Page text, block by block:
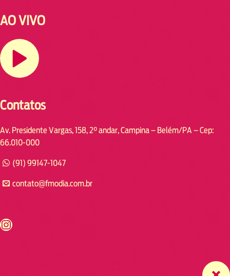
AO VIVO
Contatos
Av. Presidente Vargas, 158, 2° andar, Campina – Belém/PA – Cep:
66.010-000
(91) 99147-1047
contato@fmodia.com.br
https://www.instagram.com/fmodia.cabofrio/